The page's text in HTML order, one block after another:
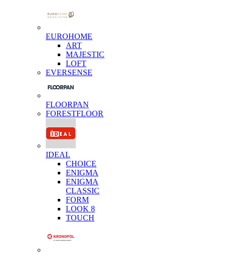
EUROHOME
ART
MAJESTIC
LOFT
EVERSENSE
FLOORPAN
FORESTFLOOR
IDEAL
CHOICE
ENIGMA
ENIGMA
CLASSIC
FORM
LOOK 8
TOUCH